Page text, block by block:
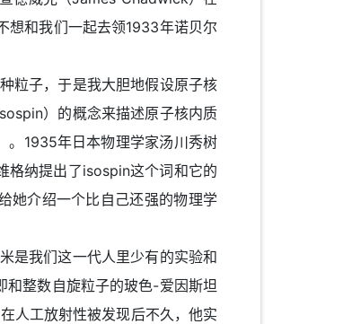
想和我们一起去领1933年诺贝尔
粒子，于是我大胆地假设原子核
）的概念来描述原子核内质
。1935年日本物理学家汤川秀树
格纳提出了isospin这个词和它的
她介绍一个比自己还强的物理学
是我们这一代人里少有的实验和
整数自旋粒子的玻色-爱因斯坦
人工放射性被发现后不久，他实